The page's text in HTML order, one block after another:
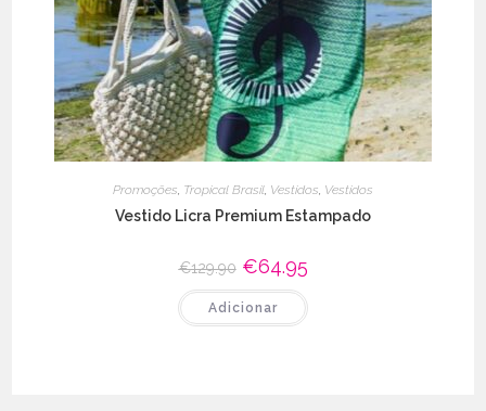
Promoções, Tropical Brasil, Vestidos, Vestidos
Vestido Licra Premium Estampado
€129.90 O
preço
original
era:
€129.90.
€64.95O
preço
é:
Adicionar